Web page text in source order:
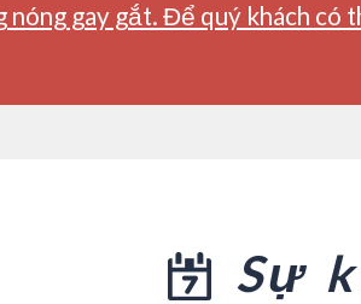
gay gắt. Để quý khách có
Sự